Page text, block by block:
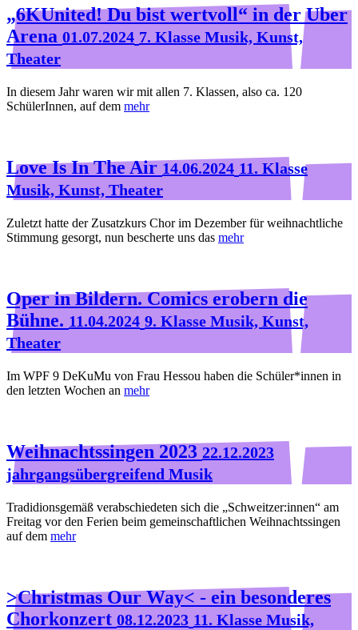
„6KUnited! Du bist wertvoll“ in der Uber
Arena 01.07.2024 7. Klasse Musik, Kunst,
Theater
In diesem Jahr waren wir mit allen 7. Klassen, also ca. 120
SchülerInnen, auf dem mehr
Love Is In The Air14.06.2024 11. Klasse
Musik, Kunst, Theater
Zuletzt hatte der Zusatzkurs Chor im Dezember für weihnachtliche
Stimmung gesorgt, nun bescherte uns das mehr
Oper in Bildern. Comics erobern die
Bühne. 11.04.2024 9. Klasse Musik, Kunst,
Theater
Im WPF 9 DeKuMu von Frau Hessou haben die Schüler*innen in
den letzten Wochen an mehr
Weihnachtssingen 2023 22.12.2023
jahrgangsübergreifend Musik
Tradidionsgemäß verabschiedeten sich die „Schweitzer:innen“ am
Freitag vor den Ferien beim gemeinschaftlichen Weihnachtssingen
auf dem mehr
>Christmas Our Way< - ein besonderes
Chorkonzert 08.12.2023 11. Klasse Musik,